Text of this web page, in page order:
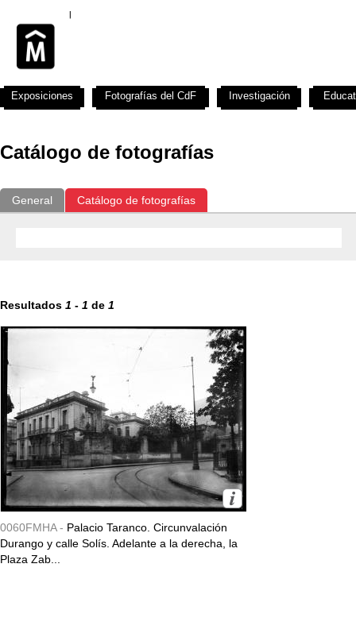
Catálogo de fotografías
General Catálogo de fotografías
Resultados 1 - 1 de 1
0060FMHA - Palacio Taranco. Circunvalación
Durango y calle Solís. Adelante a la derecha, la
Plaza Zab...
Exposiciones Fotografías del CdF Investigación